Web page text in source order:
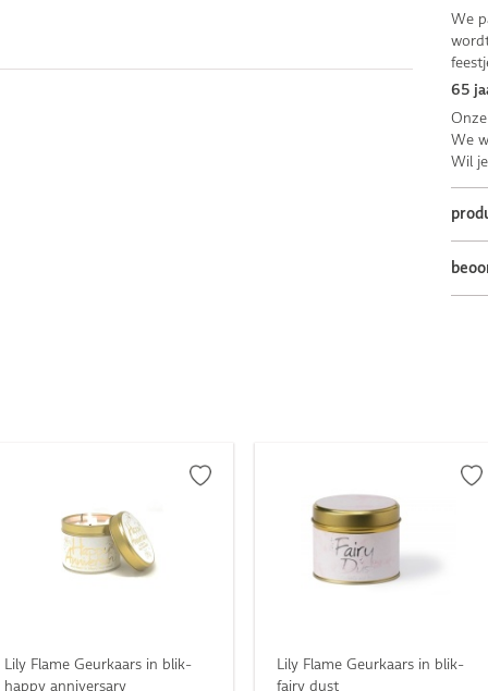
We
65
We
Wil
Lily Flame Geurkaars in blik-
happy anniversary
Lily Flame Geurkaars in blik-
fairy dust